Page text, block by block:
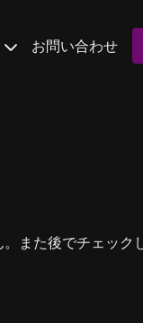
お問い合わせ
また後でチェック